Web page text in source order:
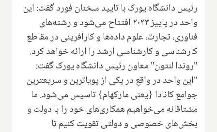
رئیس دانشگاه یورک با تایید سخنان فورد گفت: این
واحد در پاییز ۲۰۲۳ افتتاح می‌شود و رشته‌های
فناوری، تجارت، علوم داده‌ها و کارآفرینی در مقاطع
کارشناسی و کارشناسی ارشد را ارائه خواهد کرد.
"روندا لنتون" معاون رئیس دانشگاه یورک گفت:
"این واحد در واقع در یکی از پویا‌ترین و سریعترین
جوامع کانادا {یعنی مارکهام} تاسیس می‌شود. ما
مشتاقانه می‌خواهیم همکاری‌های خود را با دولت و
بخش‌های خصوصی و دولتی تقویت کنیم تا